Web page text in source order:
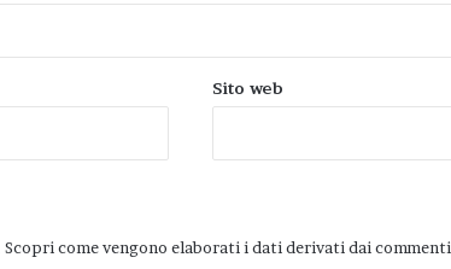
Sito web
Scopri come vengono elaborati i dati derivati dai commenti